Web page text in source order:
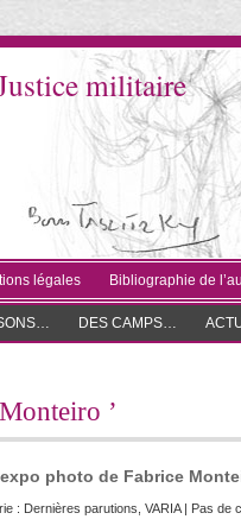
militaire
légales Bibliographie de
DES CAMPS…
’
photo de Fabrice
: Dernières parutions VARIA| Pas de